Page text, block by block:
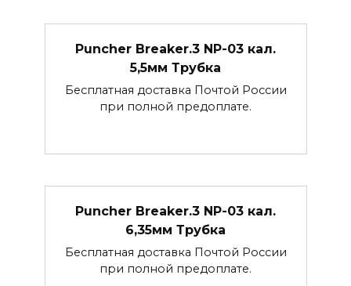
Puncher Breaker.3 NP-03 кал.
5,5мм Трубка
Бесплатная доставка Почтой России
при полной предоплате.
Puncher Breaker.3 NP-03 кал.
6,35мм Трубка
Бесплатная доставка Почтой России
при полной предоплате.